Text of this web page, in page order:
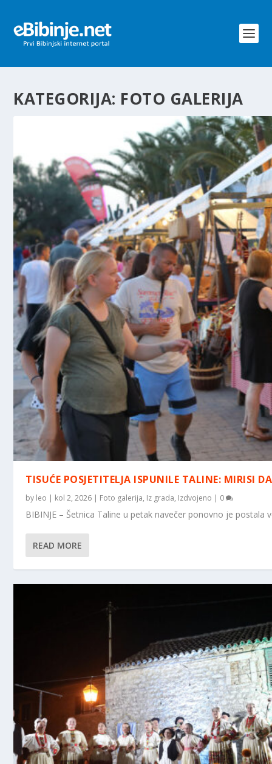
KATEGORIJA: FOTO GALERIJA
TISUĆE POSJETITELJA ISPUNILE TALINE: MIRISI
by leo | kol 2, 2026 | Foto galerija, Iz grada, Izdvojeno | 0
BIBINJE – Šetnica Taline u petak navečer ponovno je
READ MORE